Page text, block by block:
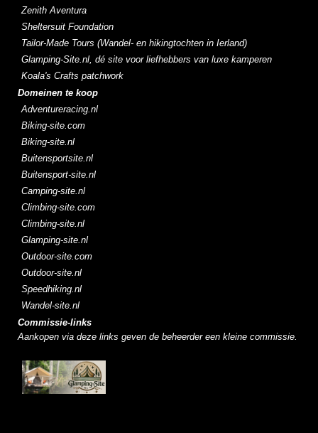
Zenith Aventura
Sheltersuit Foundation
Tailor-Made Tours (Wandel- en hikingtochten in Ierland)
Glamping-Site.nl, dé site voor liefhebbers van luxe kamperen
Koala's Crafts patchwork
Domeinen te koop
Adventureracing.nl
Biking-site.com
Biking-site.nl
Buitensportsite.nl
Buitensport-site.nl
Camping-site.nl
Climbing-site.com
Climbing-site.nl
Glamping-site.nl
Outdoor-site.com
Outdoor-site.nl
Speedhiking.nl
Wandel-site.nl
Commissie-links
Aankopen via deze links geven de beheerder een kleine commissie.